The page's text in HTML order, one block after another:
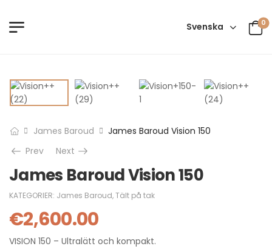
Svenska 0
James Baroud
James Baroud Vision 150
Prev
Next
James Baroud Vision 150
KATEGORIER: James Baroud,Tält på tak
€2,600.00
VISION 150 – Ultralätt och kompakt.